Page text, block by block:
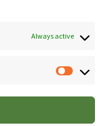
Always active